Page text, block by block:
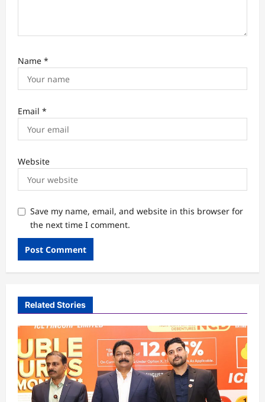
Name *
Email *
Website
Save my name, email, and website in this browser for
the next time I comment.
Related Stories